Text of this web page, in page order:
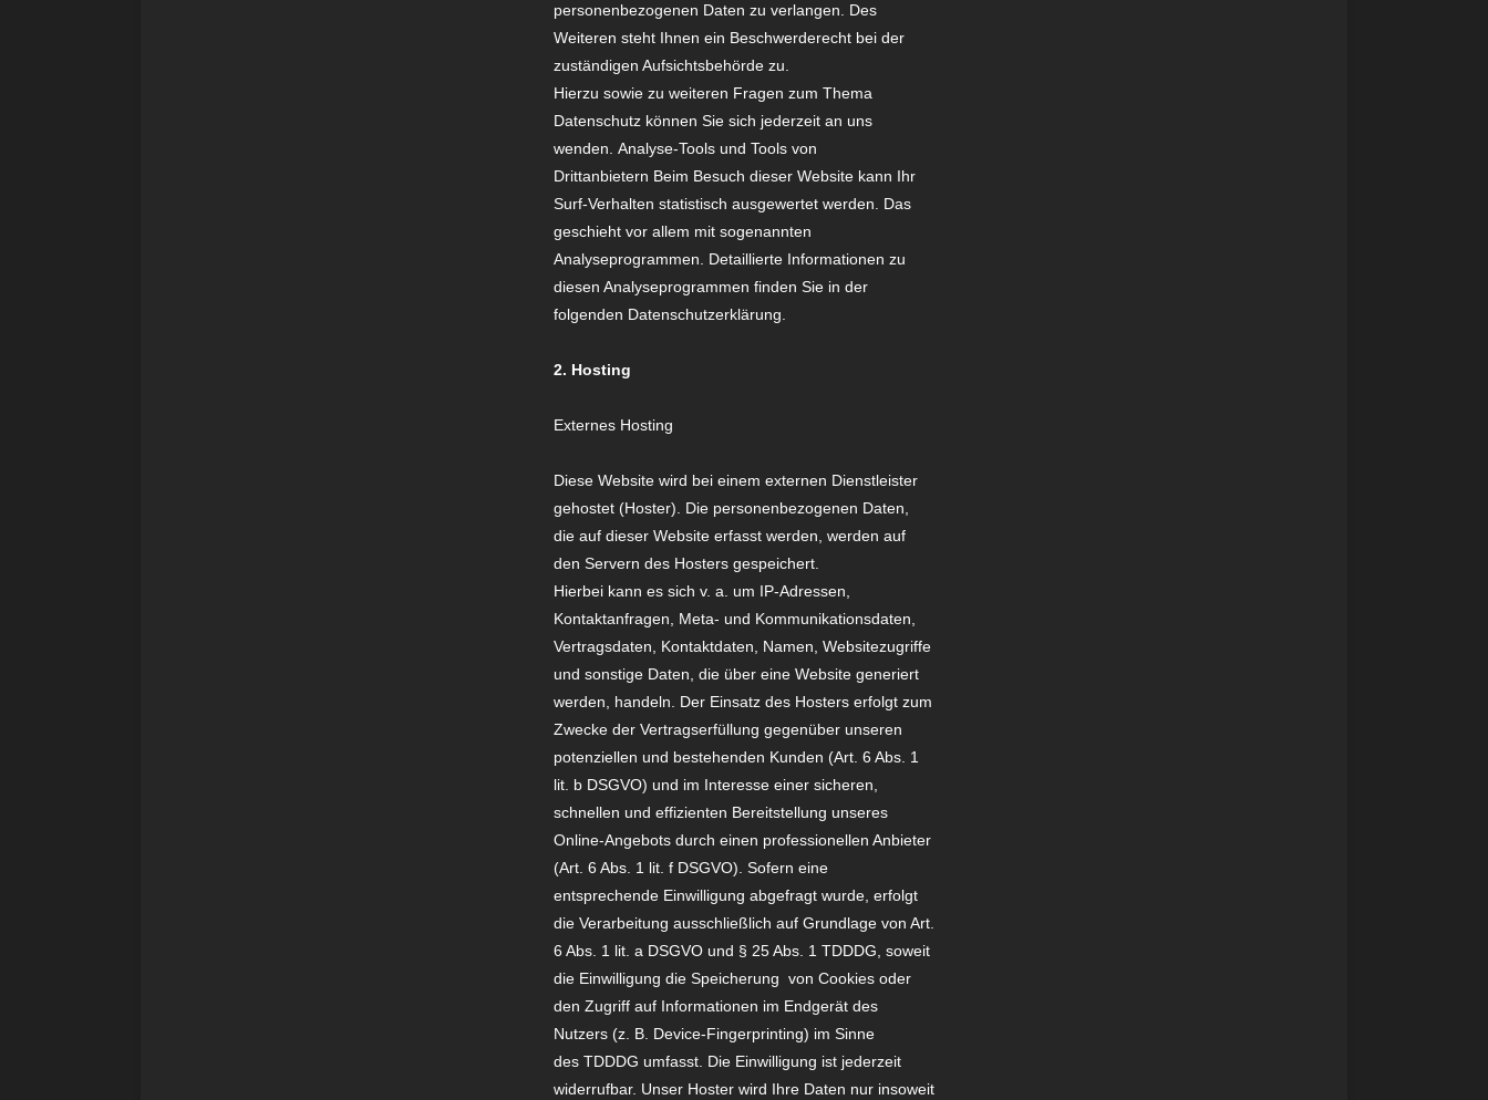
personenbezogenen Daten zu verlangen. Des
Weiteren steht Ihnen ein Beschwerderecht bei der
zuständigen Aufsichtsbehörde zu.
Hierzu sowie zu weiteren Fragen zum Thema
Datenschutz können Sie sich jederzeit an uns
wenden. Analyse-Tools und Tools von
Drittanbietern Beim Besuch dieser Website kann Ihr
Surf-Verhalten statistisch ausgewertet werden. Das
geschieht vor allem mit sogenannten
Analyseprogrammen. Detaillierte Informationen zu
diesen Analyseprogrammen finden Sie in der
folgenden Datenschutzerklärung.
2. Hosting
Externes Hosting
Diese Website wird bei einem externen Dienstleister
gehostet (Hoster). Die personenbezogenen Daten,
die auf dieser Website erfasst werden, werden auf
den Servern des Hosters gespeichert.
Hierbei kann es sich v. a. um IP-Adressen,
Kontaktanfragen, Meta- und Kommunikationsdaten,
Vertragsdaten, Kontaktdaten, Namen, Websitezugriffe
und sonstige Daten, die über eine Website generiert
werden, handeln. Der Einsatz des Hosters erfolgt zum
Zwecke der Vertragserfüllung gegenüber unseren
potenziellen und bestehenden Kunden (Art. 6 Abs. 1
lit. b DSGVO) und im Interesse einer sicheren,
schnellen und effizienten Bereitstellung unseres
Online-Angebots durch einen professionellen Anbieter
(Art. 6 Abs. 1 lit. f DSGVO). Sofern eine
entsprechende Einwilligung abgefragt wurde, erfolgt
die Verarbeitung ausschließlich auf Grundlage von Art.
6 Abs. 1 lit. a DSGVO und § 25 Abs. 1 TDDDG, soweit
die Einwilligung die Speicherung von Cookies oder
den Zugriff auf Informationen im Endgerät des
Nutzers (z. B. Device-Fingerprinting) im Sinne
des TDDDG​​​​​​​ umfasst. Die Einwilligung ist jederzeit
widerrufbar. Unser Hoster wird Ihre Daten nur insoweit